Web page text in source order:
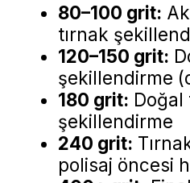
80–100 grit:
tırnak
120–150 grit:
şekillendirme
180 grit: Doğal
şekillendirme
240 grit:
polisaj öncesi